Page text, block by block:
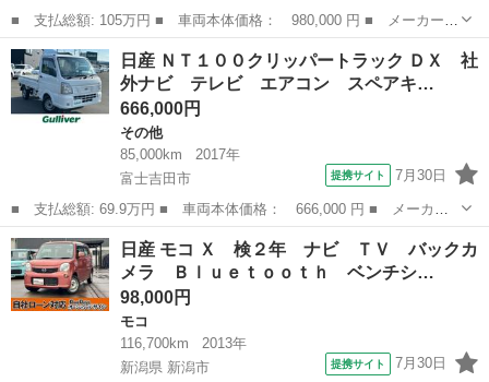
■ 支払総額: 105万円 ■ 車両本体価格： 980,000 円 ■ メーカー
名： 日産 ■ 車種名： ルークス ■ グレード名： ハイウェイス
ター Ｇターボプロパイロットエディション アラウンドビューモニ
ター 両側電動...
山梨 甲斐市 その他
日産 ＮＴ１００クリッパートラック ＤＸ 社
外ナビ テレビ エアコン スペアキ…
666,000円
その他
85,000km
2017年
富士吉田市
提携サイト 7月30日
■ 支払総額: 69.9万円 ■ 車両本体価格： 666,000 円 ■ メーカー
名： 日産 ■ 車種名： ＮＴ１００クリッパートラック ■ グレー
ド名： ＤＸ 社外ナビ テレビ エアコン スペアキー フロアマ
ット ■ 排...
山梨 富士吉田市
日産 モコ Ｘ 検２年 ナビ ＴＶ バックカ
メラ Ｂｌｕｅｔｏｏｔｈ ベンチシ…
98,000円
モコ
116,700km
2013年
新潟県 新潟市
提携サイト 7月30日